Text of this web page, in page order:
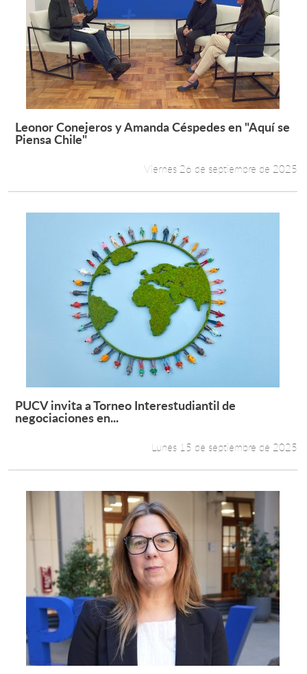
Leer más +
Leonor Conejeros y Amanda Céspedes en "Aquí se
Piensa Chile"
Viernes 26 de septiembre de 2025
Leer más +
PUCV invita a Torneo Interestudiantil de
negociaciones en...
Lunes 15 de septiembre de 2025